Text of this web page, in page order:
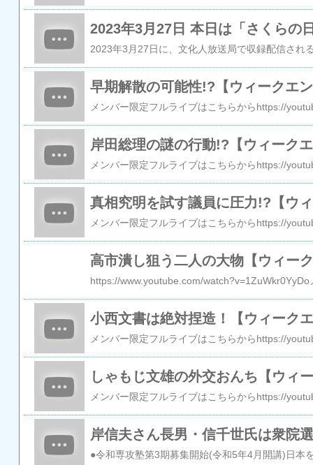
早期解散の可能性!?【ウィークエ
岸田総理の謎の行動!?【ウィーク
真相究明を試す議員に圧力!?【ウ
高市潰し狙う二人の大物【ウィー
小西文書は絶対捏造！【ウィーク
しゃもじ文雄の外交おんち【ウィ